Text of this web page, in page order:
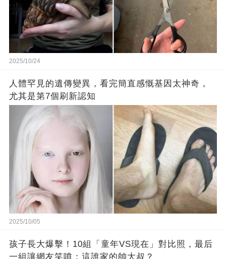
2025/10/24
人體罕見的遺傳變異，看完簡直感慨基因太神奇，
尤其是第7個刷新認知
2025/10/05
孩子長大爆擊！10組「童年VS現在」對比照，最后
一組讓網友笑噴：這誰家的帥大叔？